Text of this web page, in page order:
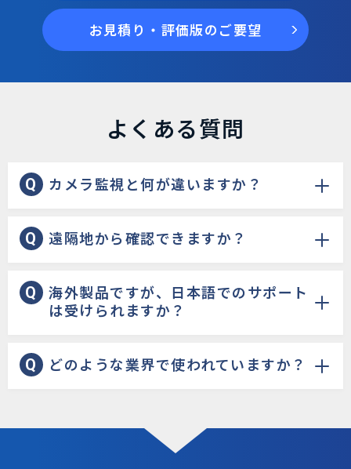
お見積り・評価版のご要望
よくある質問
カメラ監視と何が違いますか？
遠隔地から確認できますか？
海外製品ですが、日本語でのサポート
は受けられますか？
どのような業界で使われていますか？